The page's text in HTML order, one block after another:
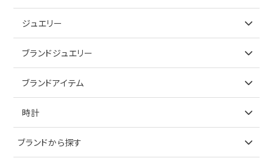
ジュエリー
アイテムで探す
ブランドジュエリー
アイテムで探す
ブランドアイテム
アイテムで探す
時計
ブランドで探す
ブランドから探す